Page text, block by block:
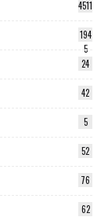
4511
194
5
24
42
5
52
76
62